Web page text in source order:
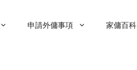
申請外傭事項 家傭百科